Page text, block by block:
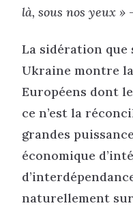
là, sous nos yeux »
La sidération que
Ukraine montre
Européens dont
ce n’est la
grandes
économique
naturellement sur